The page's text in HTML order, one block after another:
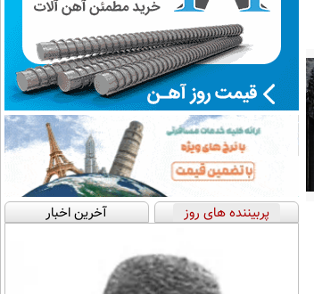
پربیننده های روز آخرین اخبار